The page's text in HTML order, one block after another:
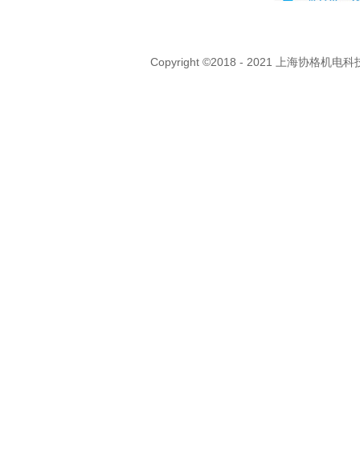
Copyright ©2018 - 2021 上海协格机电